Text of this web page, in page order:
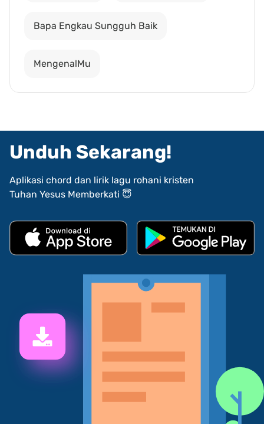
Bapa Engkau Sungguh Baik
MengenalMu
Unduh Sekarang!
Aplikasi chord dan lirik lagu rohani kristen
Tuhan Yesus Memberkati 😇